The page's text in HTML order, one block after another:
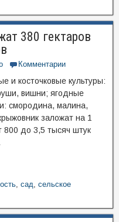
380 гектаров
Комментарии
и косточковые культуры:
вишни; ягодные
смородина, малина,
заложат на 1
800 до 3,5 тысяч штук
, сад, сельское